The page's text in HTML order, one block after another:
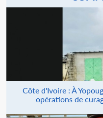
Côte d'Ivoire : À
opérations de